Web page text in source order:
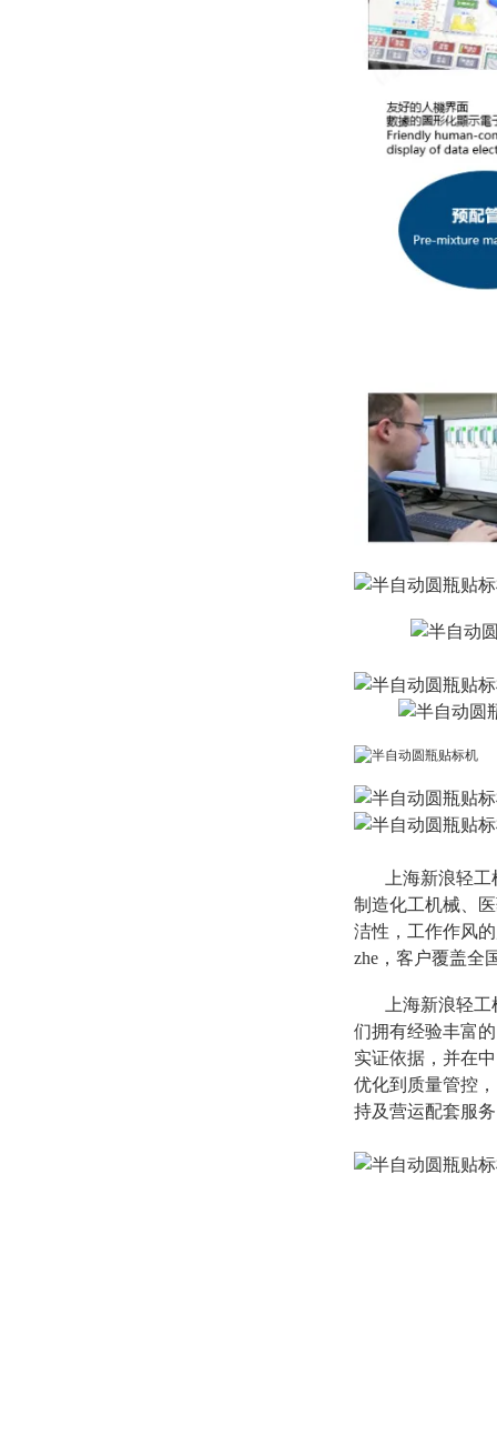
上海新浪轻工机
制造化工机械、
洁性，工作作风
zhe，客户覆盖全
上海新浪轻工机
们拥有经验丰富
实证依据，并在
优化到质量管控，
持及营运配套服